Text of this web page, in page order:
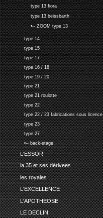
type 13 fiora
type 13 beissbarth
•-- ZOOM type 13
type 14
type 15
type 17
type 16 / 18
type 19 / 20
type 21
type 21 roulotte
type 22
type 22 / 23 fabrications sous licence
type 23
type 27
•-- back-stage
L'ESSOR
la 35 et ses dérivees
les royales
L'EXCELLENCE
L'APOTHEOSE
LE DECLIN